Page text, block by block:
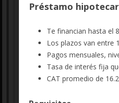
Préstamo
Te financian hasta el
Los plazos van entre
Pagos mensuales,
Tasa de interés fija
CAT promedio de